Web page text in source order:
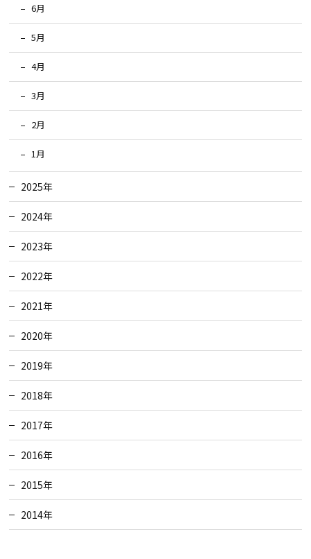
6月
5月
4月
3月
2月
1月
2025年
2024年
2023年
2022年
2021年
2020年
2019年
2018年
2017年
2016年
2015年
2014年